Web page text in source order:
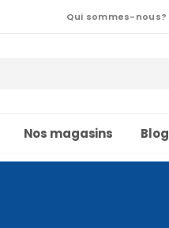
Qui sommes-nous?
Nos magasins Blog